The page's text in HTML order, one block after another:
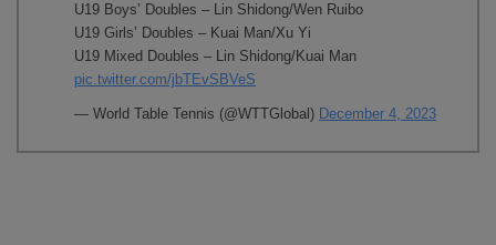
U19 Boys’ Doubles – Lin Shidong/Wen Ruibo
U19 Girls’ Doubles – Kuai Man/Xu Yi
U19 Mixed Doubles – Lin Shidong/Kuai Man
pic.twitter.com/jbTEvSBVeS
— World Table Tennis (@WTTGlobal) December 4, 2023